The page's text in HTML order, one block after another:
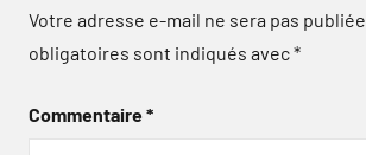
Votre adresse e-mail ne sera pas publiée.
obligatoires sont indiqués avec*
Commentaire*